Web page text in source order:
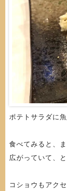
ポテトサラダに
食べてみると、
広がっていて、
コショウもアク